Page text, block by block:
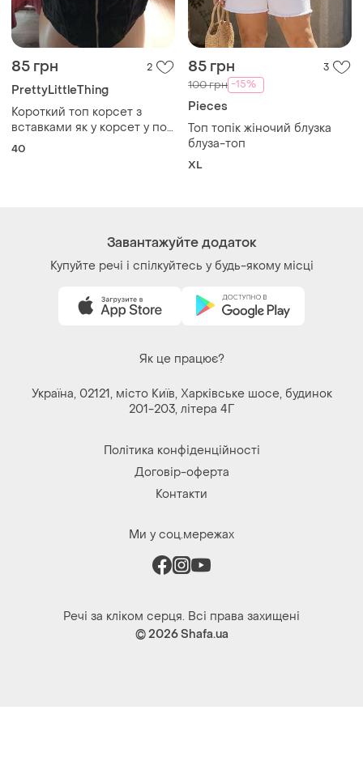
85 грн 2
PrettyLittleThing
Короткий топ корсет з
вставками як у корсет у по
лінії грудей
40
85 грн 3
100 грн -15%
Pieces
Топ топік жіночий блузка
блуза-топ
XL
Завантажуйте додаток
Купуйте речі і спілкуйтесь у будь-якому місці
Як це працює?
Україна, 02121, місто Київ, Харківське шосе, будинок
201-203, літера 4Г
Політика конфіденційності
Договір-оферта
Контакти
Ми у соц.мережах
Речі за кліком серця. Всі права захищені
© 2026Shafa.ua